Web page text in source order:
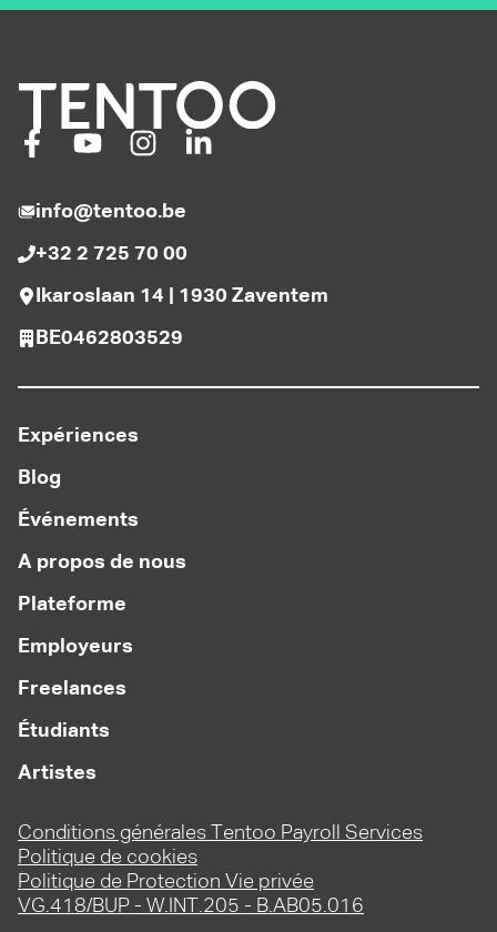
info@tentoo.be
+32 2 725 70 00
Ikaroslaan 14 | 1930 Zaventem
BE0462803529
Expériences
Blog
Événements
A propos de nous
Plateforme
Employeurs
Freelances
Étudiants
Artistes
Conditions générales Tentoo Payroll Services
Politique de cookies
Politique de Protection Vie privée
VG.418/BUP - W.INT.205 - B.AB05.016